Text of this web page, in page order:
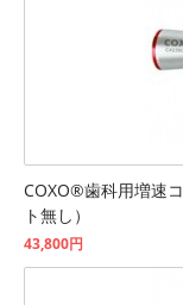
COXO®歯科用増速
ト無し）
43,800円